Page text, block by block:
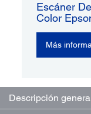
Escáner
Color
Más
Descripción